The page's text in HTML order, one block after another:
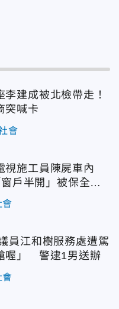
李建成被北檢帶走！
突喊卡
會
視施工員陳屍車內
戶半開」被保全發
會
員江和樹服務處遭駕
喔」 警逮1男送辦
會